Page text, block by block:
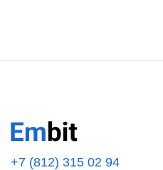
+7 (812) 315 02 94